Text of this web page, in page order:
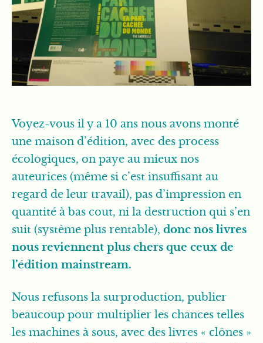
Voyez-vous il y a 10 ans nous avons monté
une maison d’édition, avec des process
écologiques, on paye au mieux nos
auteurices (même si c’est insuffisant au
regard de leur travail), pas d’impression en
quantité à bas cout, ni la destruction qui s’en
suit (système plus rentable), donc nos livres
nous reviennent plus chers que ceux de
l’édition mainstream.
Nous refusons la surproduction, publier
beaucoup pour multiplier les chances telles
les machines à sous, avec des livres « clônes »